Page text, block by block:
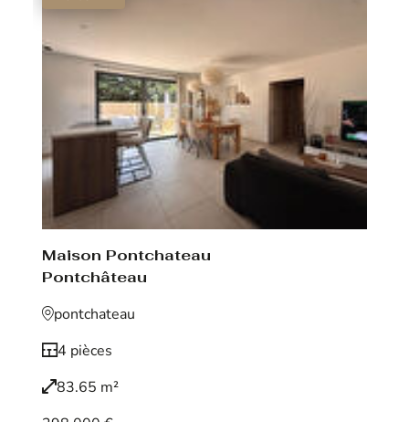
Maison Pontchateau
Pontchâteau
pontchateau
4 pièces
83.65 m²